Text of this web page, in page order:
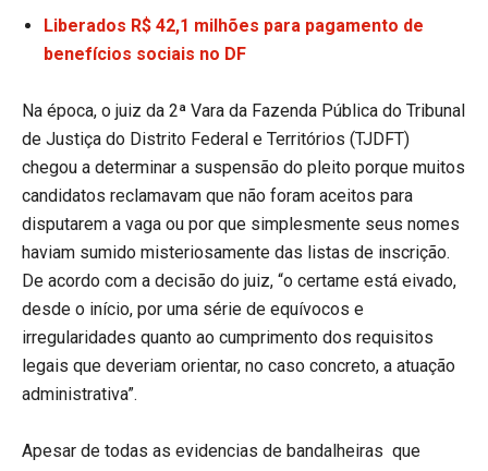
Liberados R$ 42,1 milhões para pagamento de
benefícios sociais no DF
Na época, o juiz da 2ª Vara da Fazenda Pública do Tribunal
de Justiça do Distrito Federal e Territórios (TJDFT)
chegou a determinar a suspensão do pleito porque muitos
candidatos reclamavam que não foram aceitos para
disputarem a vaga ou por que simplesmente seus nomes
haviam sumido misteriosamente das listas de inscrição.
De acordo com a decisão do juiz, “o certame está eivado,
desde o início, por uma série de equívocos e
irregularidades quanto ao cumprimento dos requisitos
legais que deveriam orientar, no caso concreto, a atuação
administrativa”.
Apesar de todas as evidencias de bandalheiras que